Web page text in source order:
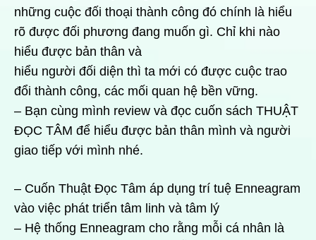
những cuộc đối thoại thành công đó chính là hiểu
rõ được đối phương đang muốn gì. Chỉ khi nào
hiểu được bản thân và
hiểu người đối diện thì ta mới có được cuộc trao
đổi thành công, các mối quan hệ bền vững.
– Bạn cùng mình review và đọc cuốn sách THUẬT
ĐỌC TÂM để hiểu được bản thân mình và người
giao tiếp với mình nhé.
– Cuốn Thuật Đọc Tâm áp dụng trí tuệ Enneagram
vào việc phát triển tâm linh và tâm lý
– Hệ thống Enneagram cho rằng mỗi cá nhân là